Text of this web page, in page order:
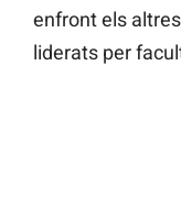
enfront els
liderats per